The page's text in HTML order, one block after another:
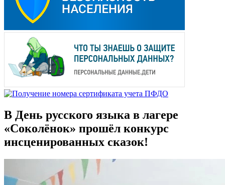
В День русского языка в лагере
«Соколёнок» прошёл конкурс
инсценированных сказок!